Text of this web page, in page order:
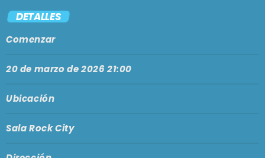
1:00 pm - 3:00 pm
DETALLES
Comenzar
20 de marzo de 2026 21:00
Ubicación
Sala Rock City